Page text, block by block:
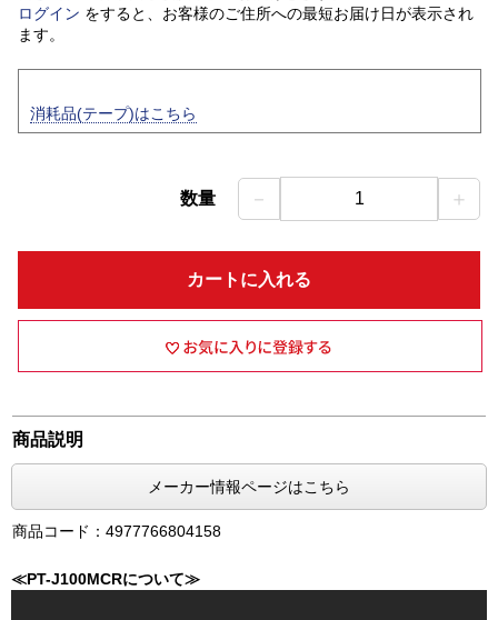
ログイン をすると、お客様のご住所への最短お届け日が表示され
ます。
消耗品(テープ)はこちら
数量 － 1 ＋
カートに入れる
商品説明
メーカー情報ページはこちら
商品コード：4977766804158
≪PT-J100MCRについて≫